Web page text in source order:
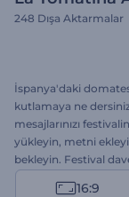
248 Dışa Aktarmalar
İspanya'daki
kutlamaya ne
mesajlarınızı
yükleyin, metni
bekleyin. Festival
ticari reklamlar vs.
16:9